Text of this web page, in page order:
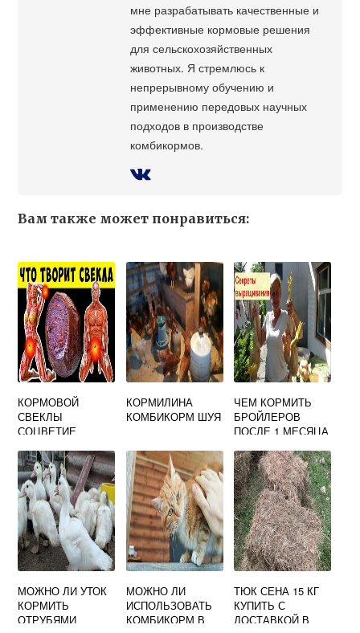
мне разрабатывать качественные и
эффективные кормовые решения
для сельскохозяйственных
животных. Я стремлюсь к
непрерывному обучению и
применению передовых научных
подходов в производстве
комбикормов.
Вам также может понравиться:
КОРМОВОЙ
СВЕКЛЫ
СОЦВЕТИЕ
КОРМИЛИНА
КОМБИКОРМ ШУЯ
ЧЕМ КОРМИТЬ
БРОЙЛЕРОВ
ПОСЛЕ 1 МЕСЯЦА
МОЖНО ЛИ УТОК
КОРМИТЬ
ОТРУБЯМИ
МОЖНО ЛИ
ИСПОЛЬЗОВАТЬ
КОМБИКОРМ В
ТЮК СЕНА 15 КГ
КУПИТЬ С
ДОСТАВКОЙ В